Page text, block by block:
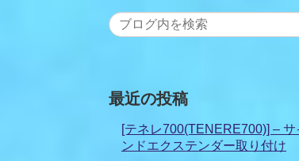
最近の投稿
[テネレ700(TENERE700)] – サ
ンドエクステンダー取り付け